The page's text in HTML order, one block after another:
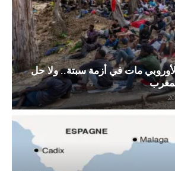
مات في أزمة سبتة.. ولا حل